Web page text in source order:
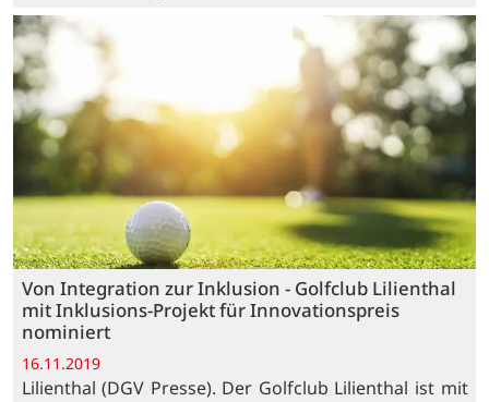
Von Integration zur Inklusion - Golfclub Lilienthal
mit Inklusions-Projekt für Innovationspreis
nominiert
16.11.2019
Lilienthal (DGV Presse). Der Golfclub Lilienthal ist mit